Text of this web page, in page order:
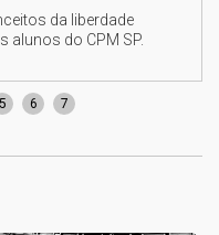
da liberdade
alunos do CPM SP.
5 6 7